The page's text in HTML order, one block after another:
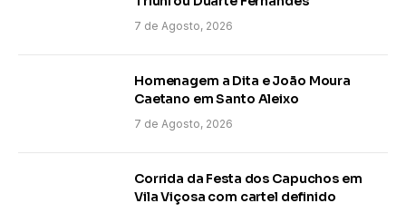
7 de Agosto, 2026
Homenagem a Dita e João Moura
Caetano em Santo Aleixo
7 de Agosto, 2026
Corrida da Festa dos Capuchos em
Vila Viçosa com cartel definido